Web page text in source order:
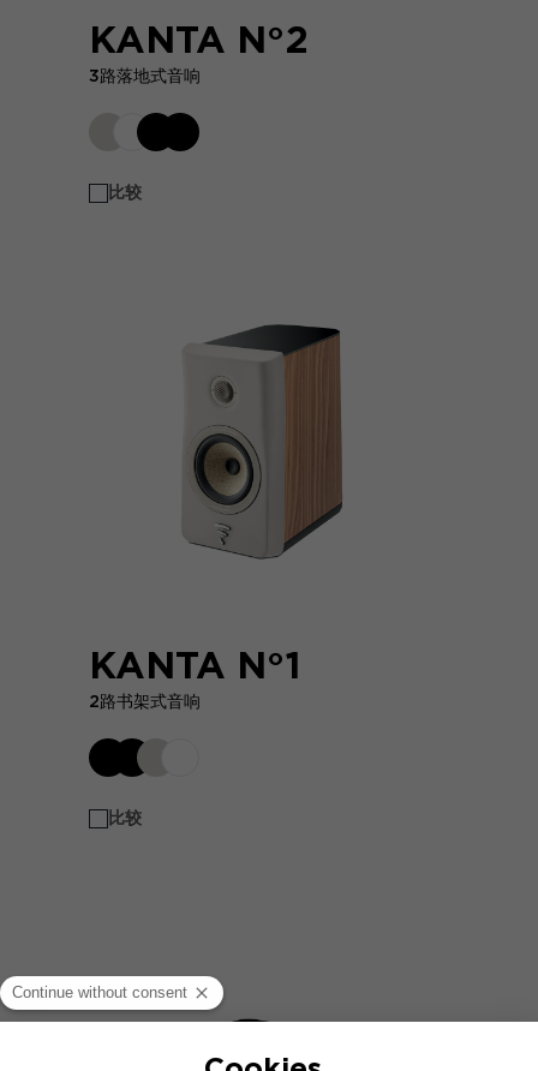
KANTA N°2
3路落地式音响
比较
KANTA N°1
2路书架式音响
比较